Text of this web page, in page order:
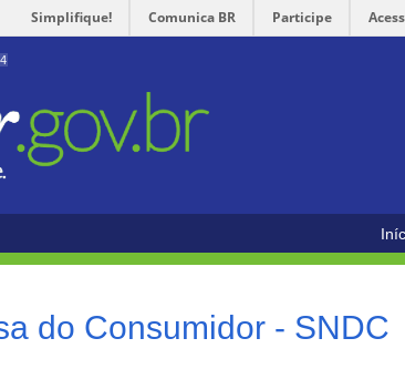
Simplifique! Comunica BR Participe
4
do Consumidor - SNDC